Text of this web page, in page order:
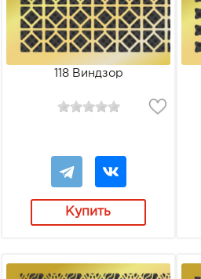
118 Виндзор
Купить